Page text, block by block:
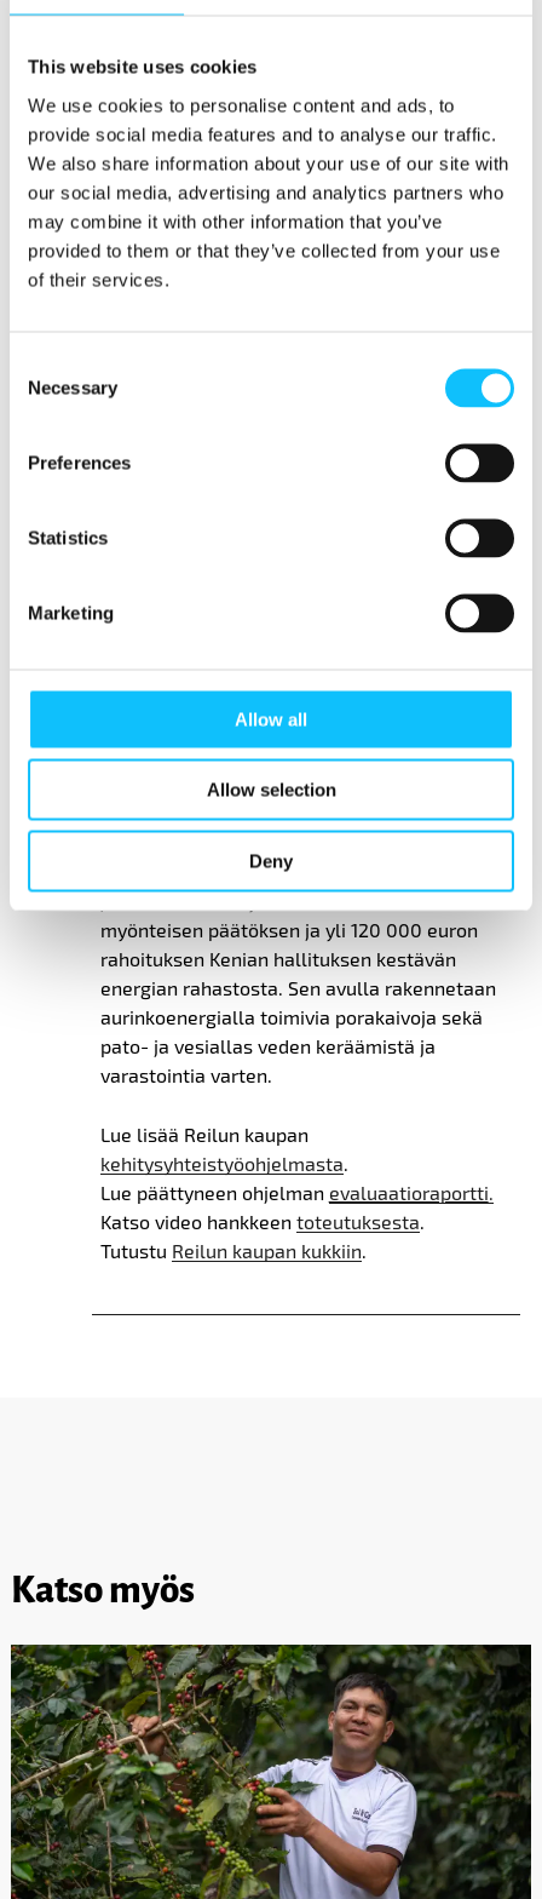
This website uses cookies
We use cookies to personalise content and ads, to
provide social media features and to analyse our traffic.
We also share information about your use of our site with
our social media, advertising and analytics partners who
may combine it with other information that you’ve
provided to them or that they’ve collected from your use
of their services.
Selection
Necessary
Preferences
Statistics
Marketing
Allow all
Allow selection
Deny
hankkimaan ja myymään eteenpäin
alkoi jo hankkeen aikana ja tuotti monille
kukkatilojen työntekijöille lisätuloja.
Lisätulojen avulla esimerkiksi työntekijöiden
lasten koulumaksujen maksaminen helpottui.
Yhteistyötä myös
Hanke tuki myös ympäristötyötä kukkatilojen
ulkopuolella, jossa se saavutti merkittäviä
tulevaan.
Kumppaneina oli Nakurun ja Murangan läänien
paikallisia viranomaisia, joiden kanssa tehtiin
tavoitteena istuttaa 15 miljardia puuta
istutusta. Hankkeen päättymishetkellä
hankkeessa istutettuja taimia kasvoi noin
15 000, osa koulujen pihoilla.
Hankkeessa koulutettiin myös kylissä toimivia
rahoitushakemusten laadinnassa. Koulutusten
myönteisen päätöksen ja yli 120 000 euron
rahoituksen Kenian hallituksen kestävän
energian rahastosta. Sen avulla rakennetaan
aurinkoenergialla toimivia porakaivoja sekä
pato- ja vesiallas veden keräämistä ja
varastointia varten.
Lue lisää Reilun kaupan
kehitysyhteistyöohjelmasta.
Lue päättyneen ohjelman evaluaatioraportti.
Katso video hankkeen toteutuksesta.
Tutustu Reilun kaupan kukkiin.
Katso myös